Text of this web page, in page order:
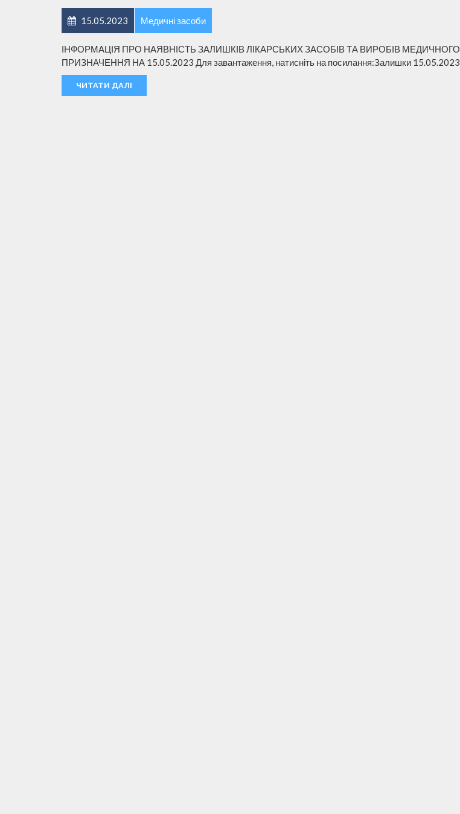
15.05.2023 Медичні засоби
ІНФОРМАЦІЯ ПРО НАЯВНІСТЬ ЗАЛИШКІВ ЛІКАРСЬКИХ ЗАСОБІВ ТА ВИРОБІВ МЕДИЧНОГО
ПРИЗНАЧЕННЯ НА 15.05.2023 Для завантаження, натисніть на посилання:Залишки 15.05.2023
ЧИТАТИ ДАЛІ